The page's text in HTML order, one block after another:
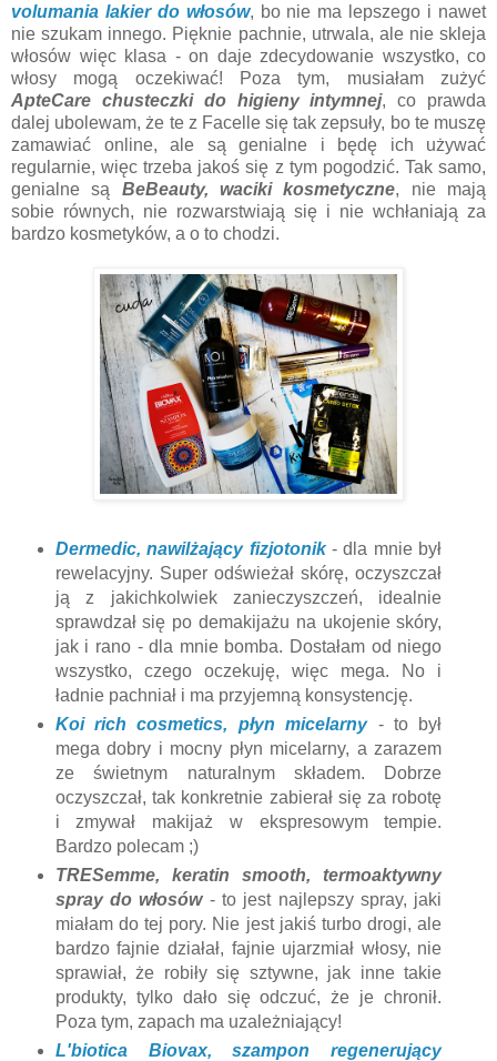
volumania lakier do włosów, bo nie ma lepszego i nawet
nie szukam innego. Pięknie pachnie, utrwala, ale nie skleja
włosów więc klasa - on daje zdecydowanie wszystko, co
włosy mogą oczekiwać! Poza tym, musiałam zużyć
ApteCare chusteczki do higieny intymnej, co prawda
dalej ubolewam, że te z Facelle się tak zepsuły, bo te muszę
zamawiać online, ale są genialne i będę ich używać
regularnie, więc trzeba jakoś się z tym pogodzić. Tak samo,
genialne są BeBeauty, waciki kosmetyczne, nie mają
sobie równych, nie rozwarstwiają się i nie wchłaniają za
bardzo kosmetyków, a o to chodzi.
Dermedic, nawilżający fizjotonik- dla mnie był
rewelacyjny. Super odświeżał skórę, oczyszczał
ją z jakichkolwiek zanieczyszczeń, idealnie
sprawdzał się po demakijażu na ukojenie skóry,
jak i rano - dla mnie bomba. Dostałam od niego
wszystko, czego oczekuję, więc mega. No i
ładnie pachniał i ma przyjemną konsystencję.
Koi rich cosmetics, płyn micelarny- to był
mega dobry i mocny płyn micelarny, a zarazem
ze świetnym naturalnym składem. Dobrze
oczyszczał, tak konkretnie zabierał się za robotę
i zmywał makijaż w ekspresowym tempie.
Bardzo polecam ;)
TRESemme, keratin smooth, termoaktywny
spray do włosów- to jest najlepszy spray, jaki
miałam do tej pory. Nie jest jakiś turbo drogi, ale
bardzo fajnie działał, fajnie ujarzmiał włosy, nie
sprawiał, że robiły się sztywne, jak inne takie
produkty, tylko dało się odczuć, że je chronił.
Poza tym, zapach ma uzależniający!
L'biotica Biovax, szampon regenerujący